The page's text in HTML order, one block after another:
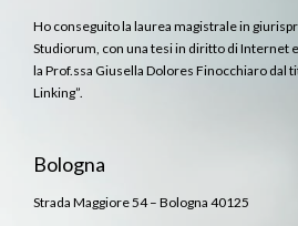
Ho conseguito la laurea magistrale in
Studiorum, con una tesi in diritto di Internet
la Prof.ssa Giusella Dolores Finocchiaro dal
Linking”.
Bologna
Strada Maggiore 54 – Bologna 40125